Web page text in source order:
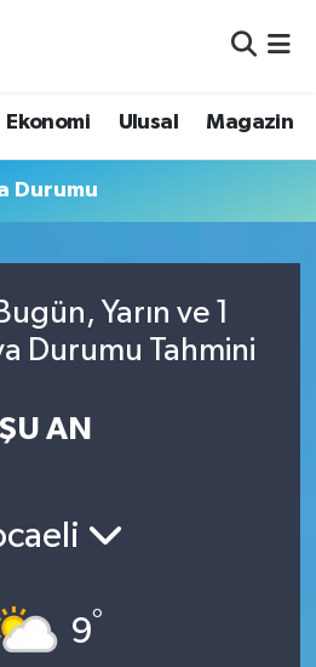
Ekonomi Ulusal Magazin
Durumu
Yarın ve 1
Durumu Tahmini
ŞU AN
9°
ve Fikstür